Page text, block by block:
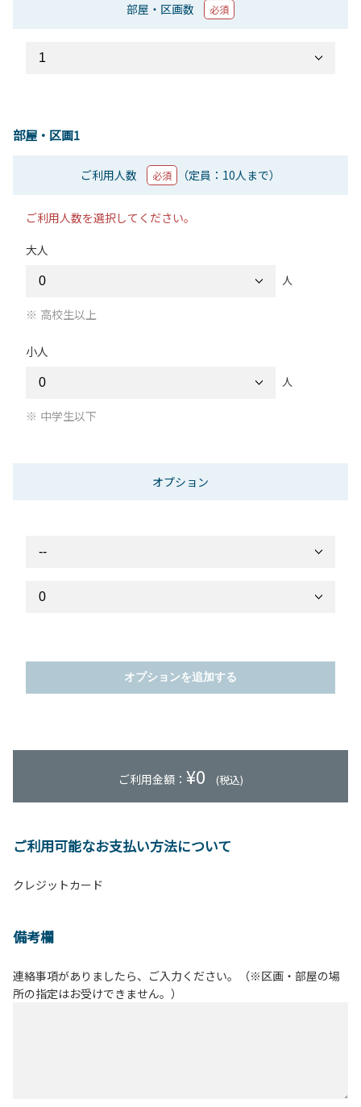
部屋・区画数 必須
部屋・区画1
ご利用人数 必須 （定員：10人まで）
ご利用人数を選択してください。
大人
人
高校生以上
小人
人
中学生以下
オプション
オプションを追加する
ご利用金額： ¥0 (税込)
ご利用可能なお支払い方法について
クレジットカード
備考欄
連絡事項がありましたら、ご入力ください。（※区画・部屋の場
所の指定はお受けできません。）